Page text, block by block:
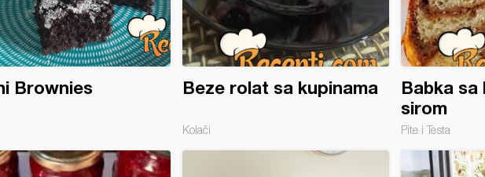
Brownies Beze rolat sa kupinama
Kolači
Babka sa
sirom
Pite i Testa